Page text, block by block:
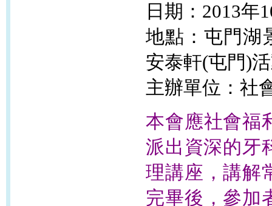
日期：2013年
地點：屯門湖
安泰軒(屯門)
主辦單位：社
本會應社會福
派出資深的牙
理講座，講解
完畢後，參加